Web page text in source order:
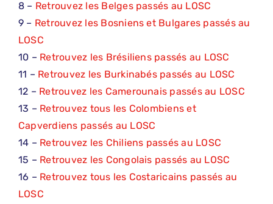
8 – Retrouvez les Belges passés au LOSC
9 – Retrouvez les Bosniens et Bulgares passés au
LOSC
10 – Retrouvez les Brésiliens passés au LOSC
11 – Retrouvez les Burkinabés passés au LOSC
12 – Retrouvez les Camerounais passés au LOSC
13 – Retrouvez tous les Colombiens et
Capverdiens passés au LOSC
14 – Retrouvez les Chiliens passés au LOSC
15 – Retrouvez les Congolais passés au LOSC
16 – Retrouvez tous les Costaricains passés au
LOSC